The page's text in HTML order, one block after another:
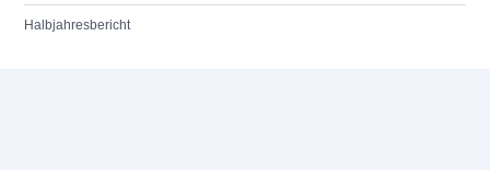
Halbjahresbericht